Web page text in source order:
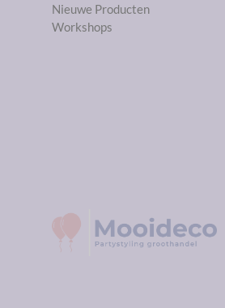
Nieuwe Producten
Workshops